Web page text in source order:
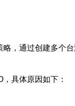
，通过创建多个
具体原因如下：